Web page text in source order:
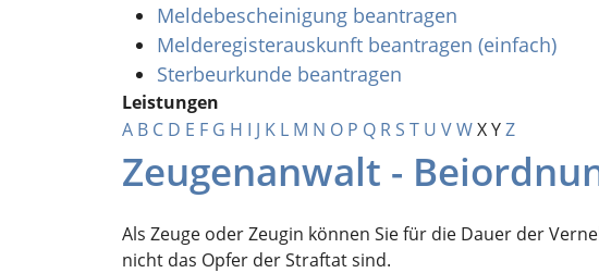
Meldebescheinigung beantragen
Melderegisterauskunft beantragen (einfach)
Sterbeurkunde beantragen
Leistungen
A B C D E F G H I J K L M N O P Q R S T U VWXYZ
Zeugenanwalt -
Als Zeuge oder Zeugin können Sie für die Dauer der
nicht das Opfer der Straftat sind.